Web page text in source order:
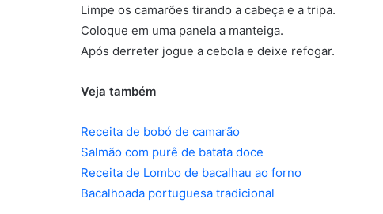
Limpe os camarões tirando a cabeça e a tripa.
Coloque em uma panela a manteiga.
Após derreter jogue a cebola e deixe refogar.
Veja também
Receita de bobó de camarão
Salmão com purê de batata doce
Receita de Lombo de bacalhau ao forno
Bacalhoada portuguesa tradicional